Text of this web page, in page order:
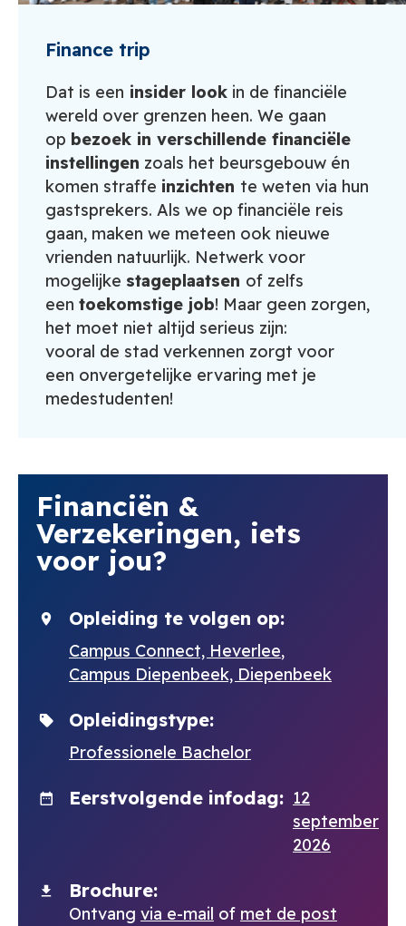
Finance trip
Dat is een insider look in de financiële
wereld over grenzen heen. We gaan
op bezoek in verschillende financiële
instellingen zoals het beursgebouw én
komen straffe inzichten te weten via hun
gastsprekers. Als we op financiële reis
gaan, maken we meteen ook nieuwe
vrienden natuurlijk. Netwerk voor
mogelijke stageplaatsen of zelfs
een toekomstige job! Maar geen zorgen,
het moet niet altijd serieus zijn:
vooral de stad verkennen zorgt voor
een onvergetelijke ervaring met je
medestudenten!
Financiën &
Verzekeringen, iets
voor jou?
Opleiding te volgen op
Campus Connect, Heverlee
Campus Diepenbeek, Diepenbeek
Opleidingstype
Professionele Bachelor
Eerstvolgende infodag
12
september
2026
Brochure
Ontvang via e-mail of met de post